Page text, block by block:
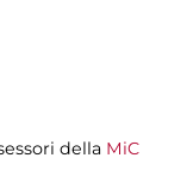
della MiC